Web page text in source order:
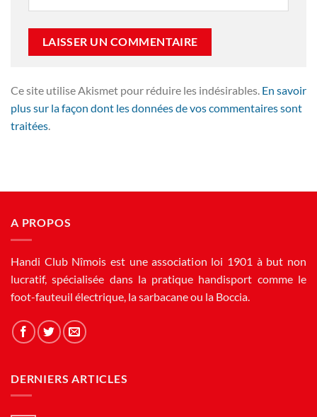
Ce site utilise Akismet pour réduire les indésirables. En savoir
plus sur la façon dont les données de vos commentaires sont
traitées.
A PROPOS
Handi Club Nîmois est une association loi 1901 à but non
lucratif, spécialisée dans la pratique handisport comme le
foot-fauteuil électrique, la sarbacane ou la Boccia.
DERNIERS ARTICLES